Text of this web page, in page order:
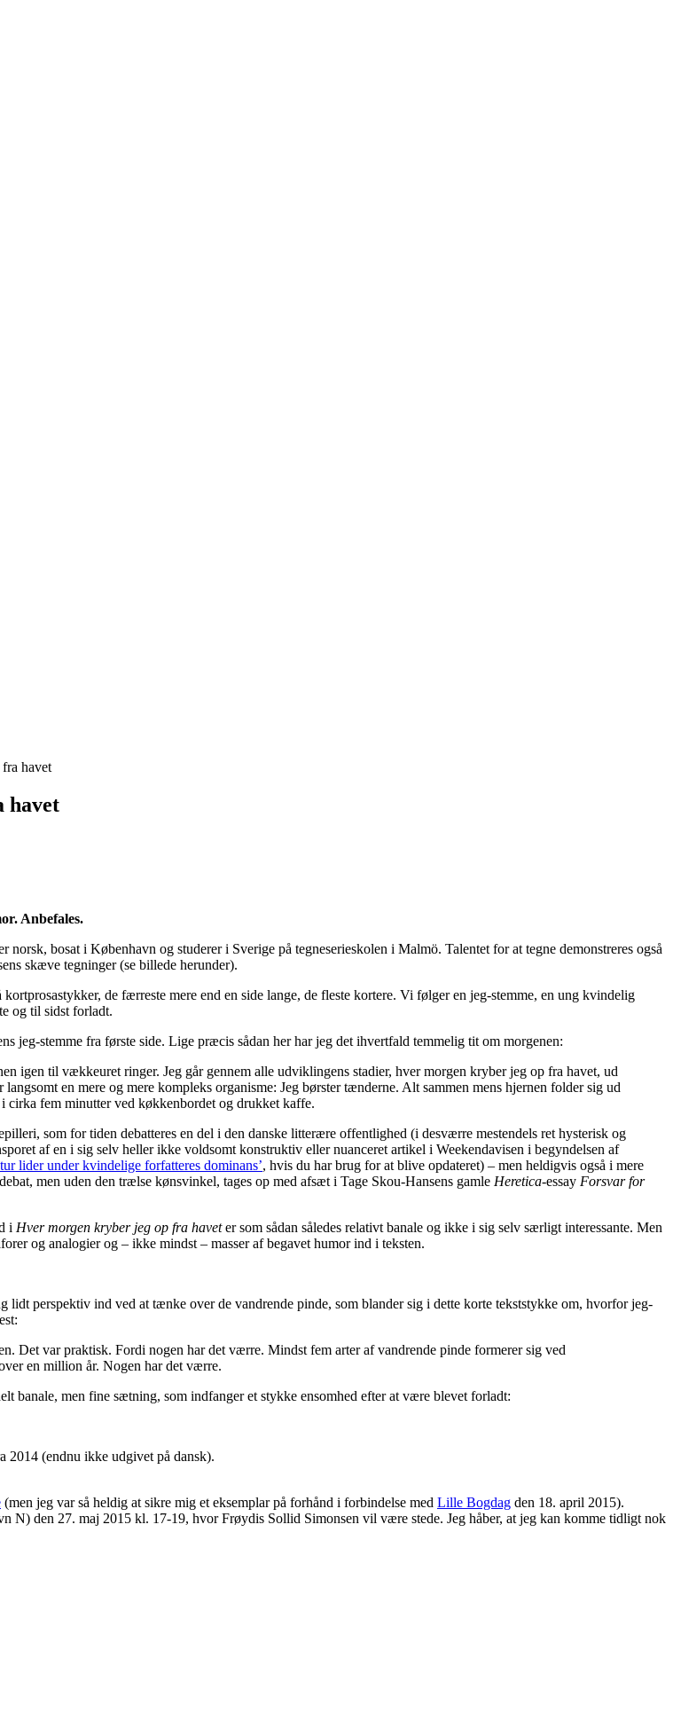
havet
havet
Anbefales.
bosat i København og studerer i Sverige på tegneserieskolen i Malmö. Talentet for at tegne demonstreres også
skæve tegninger (se billede herunder).
de færreste mere end en side lange, de fleste kortere. Vi følger en jeg-stemme, en ung kvindelig
og til sidst forladt.
jeg-stemme fra første side. Lige præcis sådan her har jeg det ihvertfald temmelig tit om morgenen:
igen til vækkeuret ringer. Jeg går gennem alle udviklingens stadier, hver morgen kryber jeg op fra havet, ud
en mere og mere kompleks organisme: Jeg børster tænderne. Alt sammen mens hjernen folder sig ud
cirka fem minutter ved køkkenbordet og drukket kaffe.
som for tiden debatteres en del i den danske litterære offentlighed (i desværre mestendels ret hysterisk og
af en i sig selv heller ikke voldsomt konstruktiv eller nuanceret artikel i Weekendavisen i begyndelsen af
lider under kvindelige forfatteres dominans’, hvis du har brug for at blive opdateret) – men heldigvis også i mere
men uden den trælse kønsvinkel, tages op med afsæt i Tage Skou-Hansens gamle Heretica-essay Forsvar for
i Hver morgen kryber jeg op fra haveter som sådan således relativt banale og ikke i sig selv særligt interessante. Men
og analogier og – ikke mindst – masser af begavet humor ind i teksten.
perspektiv ind ved at tænke over de vandrende pinde, som blander sig i dette korte tekststykke om, hvorfor jeg-
Det var praktisk. Fordi nogen har det værre. Mindst fem arter af vandrende pinde formerer sig ved
en million år. Nogen har det værre.
banale, men fine sætning, som indfanger et stykke ensomhed efter at være blevet forladt:
2014 (endnu ikke udgivet på dansk).
(men jeg var så heldig at sikre mig et eksemplar på forhånd i forbindelse med Lille Bogdag den 18. april 2015).
N) den 27. maj 2015 kl. 17-19, hvor Frøydis Sollid Simonsen vil være stede. Jeg håber, at jeg kan komme tidligt nok